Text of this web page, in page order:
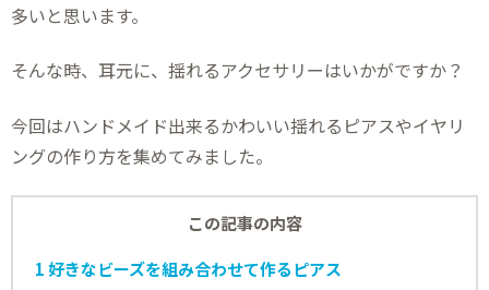
多いと思います。
そんな時、耳元に、揺れるアクセサリーはいかがですか？
今回はハンドメイド出来るかわいい揺れるピアスやイヤリ
ングの作り方を集めてみました。
この記事の内容
1好きなビーズを組み合わせて作るピアス